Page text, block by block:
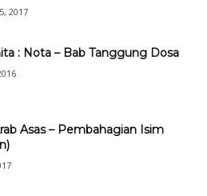
2017
: Nota – Bab Tanggung Dosa
Asas – Pembahagian Isim